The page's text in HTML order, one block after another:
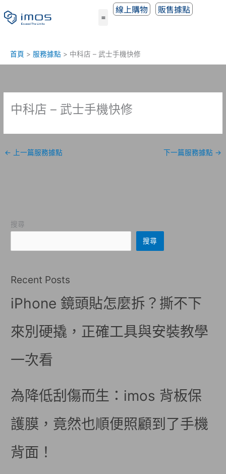
至
線上購物 販售據點
首頁 服務據點 中科店 – 武士手機快修
中科店 – 武士手機快修
← 上一篇服務據點 下一篇服務據點 →
搜尋
搜尋
Recent Posts
iPhone 鏡頭貼怎麼拆？撕不下
來別硬撬，正確工具與安裝教學
一次看
為降低刮傷而生：imos 背板保
護膜，竟然也順便照顧到了手機
背面！